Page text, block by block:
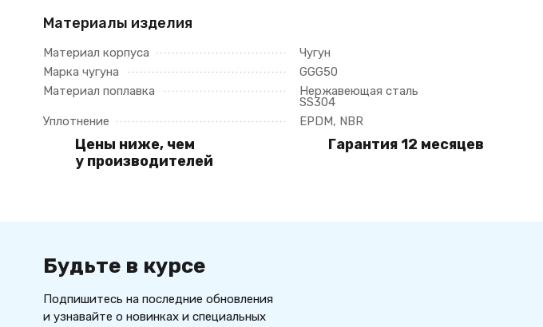
Материалы изделия
Материал корпуса
Чугун
Марка чугуна
GGG50
Материал поплавка
Нержавеющая сталь
SS304
Уплотнение
EPDM, NBR
Цены ниже, чем
у производителей
Гарантия 12 месяцев
Будьте в курсе
Подпишитесь на последние обновления
и узнавайте о новинках и специальных